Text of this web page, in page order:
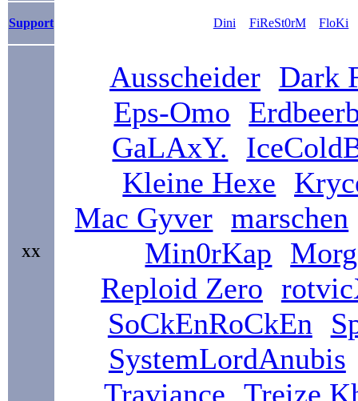
Support Dini FiReSt0rM FloKi
XX
Ausscheider Dark
Eps-Omo
GaLAxY.
Kleine Hexe
Mac Gyver marschen
Min0rKap
Reploid Zero
SoCkEnRoCkEn
SystemLordAnubis
Traviance Treize